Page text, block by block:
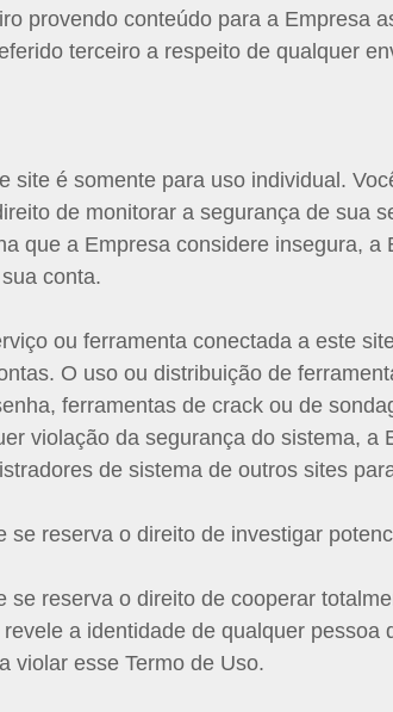
provendo conteúdo para a Empresa
terceiro a respeito de qualquer
site é somente para uso individual.
de monitorar a segurança de sua
que a Empresa considere insegura,
conta.
ou ferramenta conectada a este
O uso ou distribuição de
ferramentas de crack ou de
violação da segurança do sistema,
de sistema de outros sites
se reserva o direito de investigar
se reserva o direito de cooperar
a identidade de qualquer
violar esse Termo de Uso.